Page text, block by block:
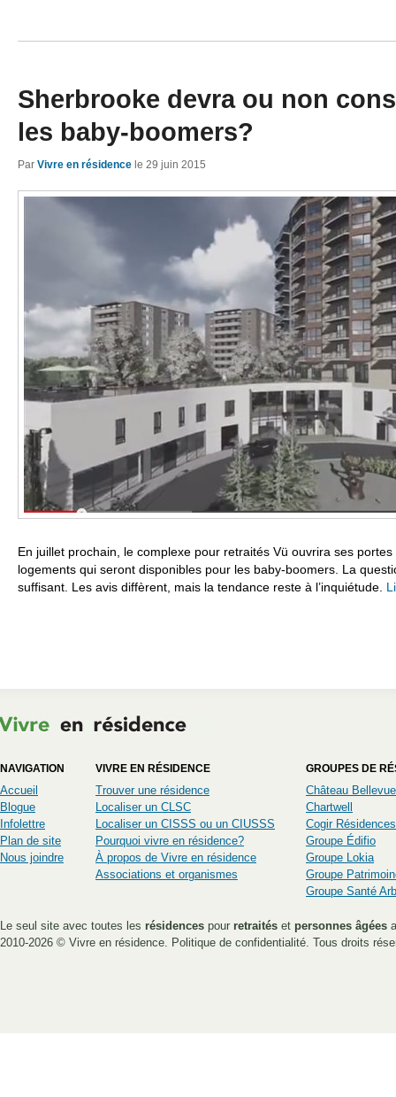
Sherbrooke devra ou non
les baby-boomers?
Par Vivre en résidence le 29 juin 2015
En juillet prochain, le complexe pour retraités Vü ouvrira ses portes
logements qui seront disponibles pour les baby-boomers. La
suffisant. Les avis diffèrent, mais la tendance reste à l’inquiétude.
NAVIGATION
Accueil
Blogue
Infolettre
Plan de site
Nous joindre
VIVRE EN RÉSIDENCE
Trouver une résidence
Localiser un CLSC
Localiser un CISSS ou un CIUSSS
Pourquoi vivre en résidence?
À propos de Vivre en résidence
Associations et organismes
GROUPES DE
Château Bellevue
Chartwell
Cogir Résidences
Groupe Édifio
Groupe Lokia
Groupe
Groupe Santé
Le seul site avec toutes les résidences pour retraités et personnes âgées
2010-2026 © Vivre en résidence. Politique de confidentialité. Tous droits